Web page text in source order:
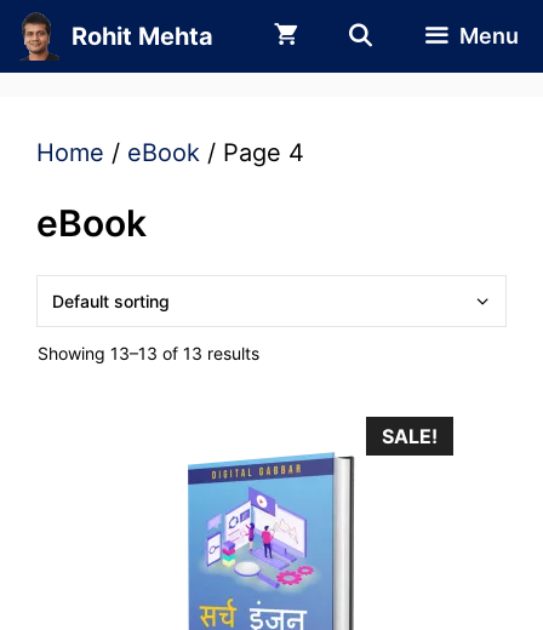
Skip
to
Rohit Mehta Menu
Home / eBook / Page 4
eBook
Showing 13–13 of 13 results
SALE!